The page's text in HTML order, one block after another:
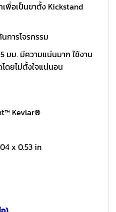
พื่อเป็นขาตั้ง Kickstand
การโจรกรรม
มม. มีความแน่นมาก ใช้งาน
ดยไม่ตั้งใจแน่นอน
Kevlar®
x 0.53 in